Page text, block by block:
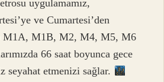
uygulamamız,
ve Cumartesi’den
M1A, M1B, M2, M4, M5, M6
66 saat boyunca gece
seyahat etmenizi sağlar.